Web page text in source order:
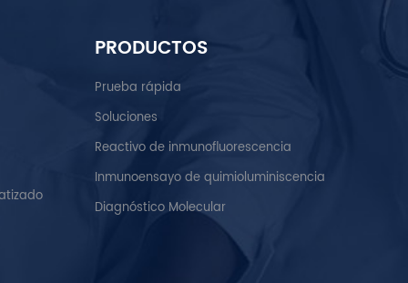
PRODUCTOS
Prueba rápida
Soluciones
Reactivo de inmunofluorescencia
Inmunoensayo de quimioluminiscencia
Diagnóstico Molecular